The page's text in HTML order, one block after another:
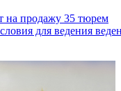
на продажу 35 тюрем
для ведения